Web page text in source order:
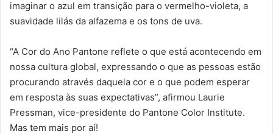
imaginar o azul em transição para o vermelho-violeta, a
suavidade lilás da alfazema e os tons de uva.
“A Cor do Ano Pantone reflete o que está acontecendo em
nossa cultura global, expressando o que as pessoas estão
procurando através daquela cor e o que podem esperar
em resposta às suas expectativas”, afirmou Laurie
Pressman, vice-presidente do Pantone Color Institute.
Mas tem mais por aí!